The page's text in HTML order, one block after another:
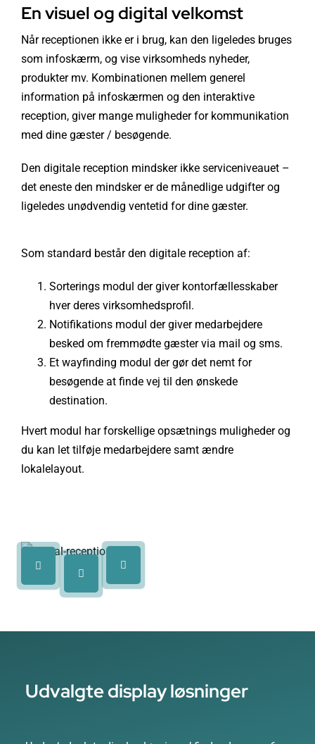
En visuel og digital velkomst
Når receptionen ikke er i brug, kan den ligeledes bruges
som infoskærm, og vise virksomheds nyheder,
produkter mv. Kombinationen mellem generel
information på infoskærmen og den interaktive
reception, giver mange muligheder for kommunikation
med dine gæster / besøgende.
Den digitale reception mindsker ikke serviceniveauet –
det eneste den mindsker er de månedlige udgifter og
ligeledes unødvendig ventetid for dine gæster.
Som standard består den digitale reception af:
Sorterings modul der giver kontorfællesskaber
hver deres virksomhedsprofil.
Notifikations modul der giver medarbejdere
besked om fremmødte gæster via mail og sms.
Et wayfinding modul der gør det nemt for
besøgende at finde vej til den ønskede
destination.
Hvert modul har forskellige opsætnings muligheder og
du kan let tilføje medarbejdere samt ændre
lokalelayout.
Udvalgte display løsninger